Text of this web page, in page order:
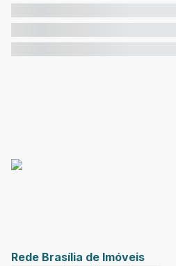
Rede Brasília de Imóveis